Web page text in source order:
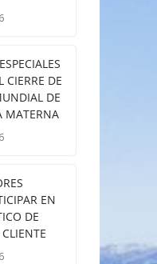
CIERRE DE
DE
MATERNA
EN
DE